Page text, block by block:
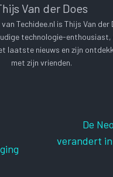
Van der Does
Techidee.nl is Thijs Van der
technologie-
laatste nieuws en zijn
met zijn vrienden.
De
verandert